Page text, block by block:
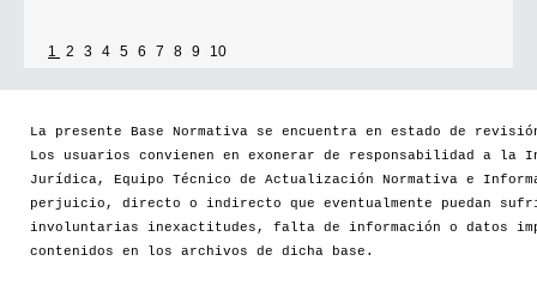
1 2 3 4 5 6 7 8 9 10
La presente Base Normativa se encuentra en estado de
Los usuarios convienen en exonerar de responsabilidad a la
Jurídica, Equipo Técnico de Actualización Normativa e
perjuicio, directo o indirecto que eventualmente puedan
involuntarias inexactitudes, falta de información o datos
contenidos en los archivos de dicha base.